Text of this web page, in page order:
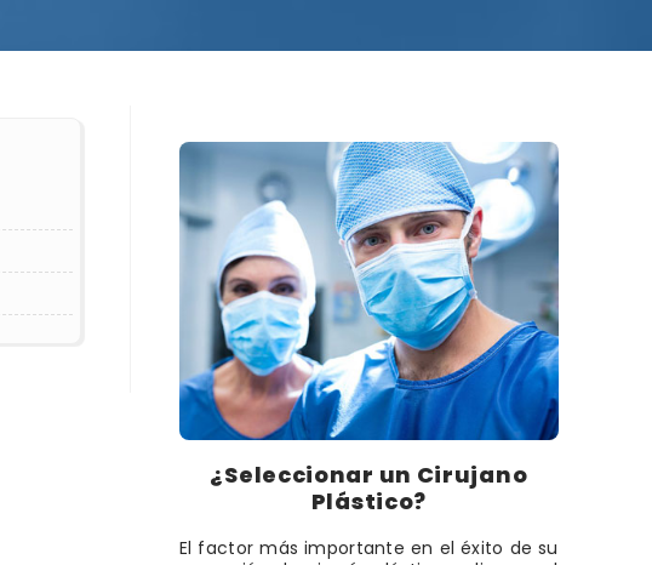
¿Seleccionar un Cirujano
Plástico?
El factor más importante en el éxito de su